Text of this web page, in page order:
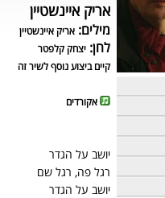
אריק איינשטיין
מילים: אריק איינשטיין
לחן: יצחק קלפטר
קיים ביצוע נוסף לשיר זה
אקורדים
יושב על הגדר
רגל פה, רגל שם
יושב על הגדר